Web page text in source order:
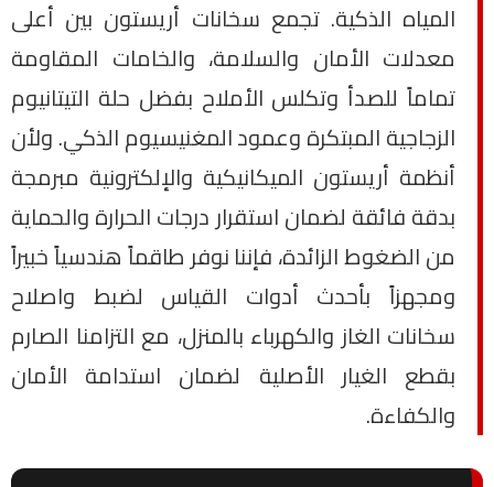
المياه الذكية. تجمع سخانات أريستون بين أعلى
معدلات الأمان والسلامة، والخامات المقاومة
تماماً للصدأ وتكلس الأملاح بفضل حلة التيتانيوم
الزجاجية المبتكرة وعمود المغنيسيوم الذكي. ولأن
أنظمة أريستون الميكانيكية والإلكترونية مبرمجة
بدقة فائقة لضمان استقرار درجات الحرارة والحماية
من الضغوط الزائدة، فإننا نوفر طاقماً هندسياً خبيراً
ومجهزاً بأحدث أدوات القياس لضبط واصلاح
سخانات الغاز والكهرباء بالمنزل، مع التزامنا الصارم
بقطع الغيار الأصلية لضمان استدامة الأمان
والكفاءة.